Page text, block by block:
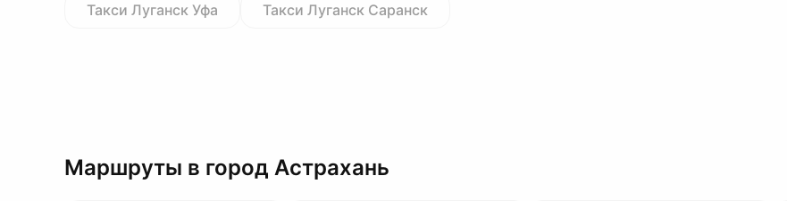
Такси Луганск Уфа Такси Луганск Саранск
Маршруты в город Астрахань